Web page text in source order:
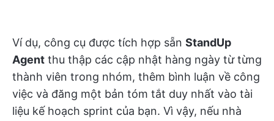
Ví dụ, công cụ được tích hợp sẵn StandUp
Agent thu thập các cập nhật hàng ngày từ từng
thành viên trong nhóm, thêm bình luận về công
việc và đăng một bản tóm tắt duy nhất vào tài
liệu kế hoạch sprint của bạn. Vì vậy, nếu nhà